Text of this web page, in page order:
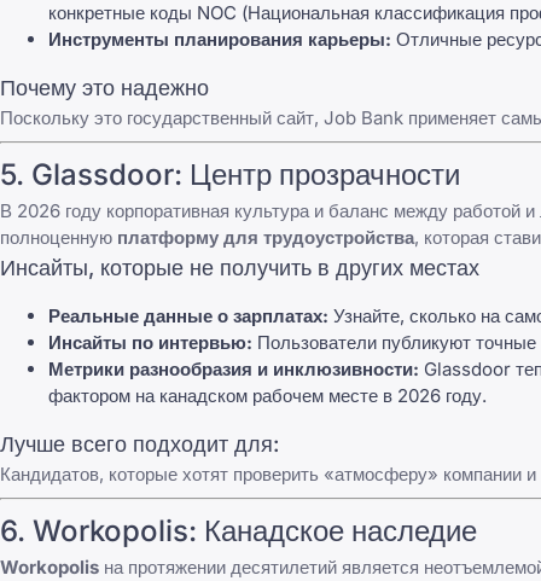
конкретные коды NOC (Национальная классификация
Инструменты планирования карьеры: Отличные
Почему это надежно
Поскольку это государственный сайт, Job Bank применяет
5. Glassdoor: Центр прозрачности
В 2026 году корпоративная культура и баланс между работой
полноценную платформу для трудоустройства, которая
Инсайты, которые не получить в других местах
Реальные данные о зарплатах: Узнайте, сколько на
Инсайты по интервью: Пользователи публикуют точные
Метрики разнообразия и инклюзивности: Glassdoor
фактором на канадском рабочем месте в 2026 году.
Лучше всего подходит для:
Кандидатов, которые хотят проверить «атмосферу» компании
6. Workopolis: Канадское наследие
Workopolis на протяжении десятилетий является